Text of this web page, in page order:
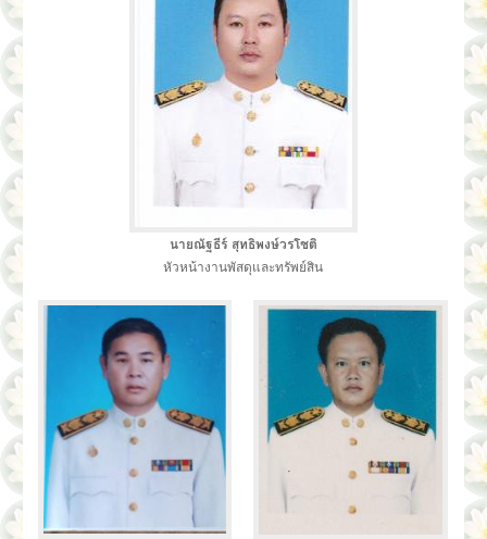
นายณัฐธีร์ สุทธิพงษ์วรโชติ
หัวหน้างานพัสดุและทรัพย์สิน